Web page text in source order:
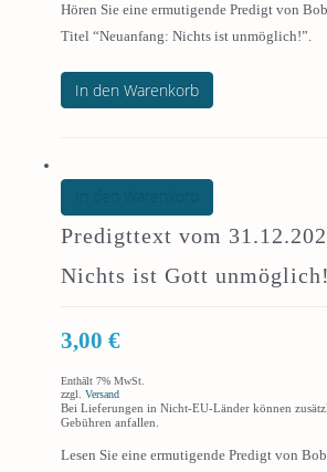
Hören Sie eine ermutigende Predigt von
Titel “Neuanfang: Nichts ist unmöglich!”.
In den Warenkorb
Predigttext vom
Nichts ist Gott unmöglich!
3,00 €
Enthält 7% MwSt.
zzgl. Versand
Bei Lieferungen in Nicht-EU-Länder können
Gebühren anfallen.
Lesen Sie eine ermutigende Predigt von